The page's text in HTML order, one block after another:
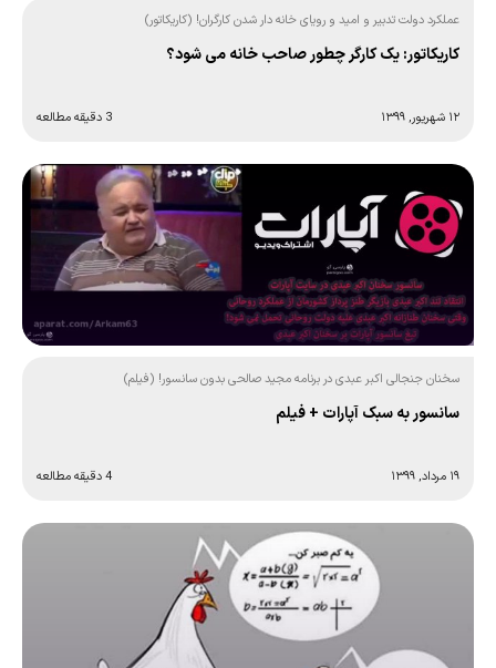
عملکرد دولت تدبیر و امید و رویای خانه دار شدن کارگران! (کاریکاتور)
کاریکاتور: یک کارگر چطور صاحب خانه می شود؟
۱۲ شهریور, ۱۳۹۹ 3 دقیقه مطالعه
سخنان جنجالی اکبر عبدی در برنامه مجید صالحی بدون سانسور! (فیلم)
سانسور به سبک آپارات + فیلم
۱۹ مرداد, ۱۳۹۹ 4 دقیقه مطالعه